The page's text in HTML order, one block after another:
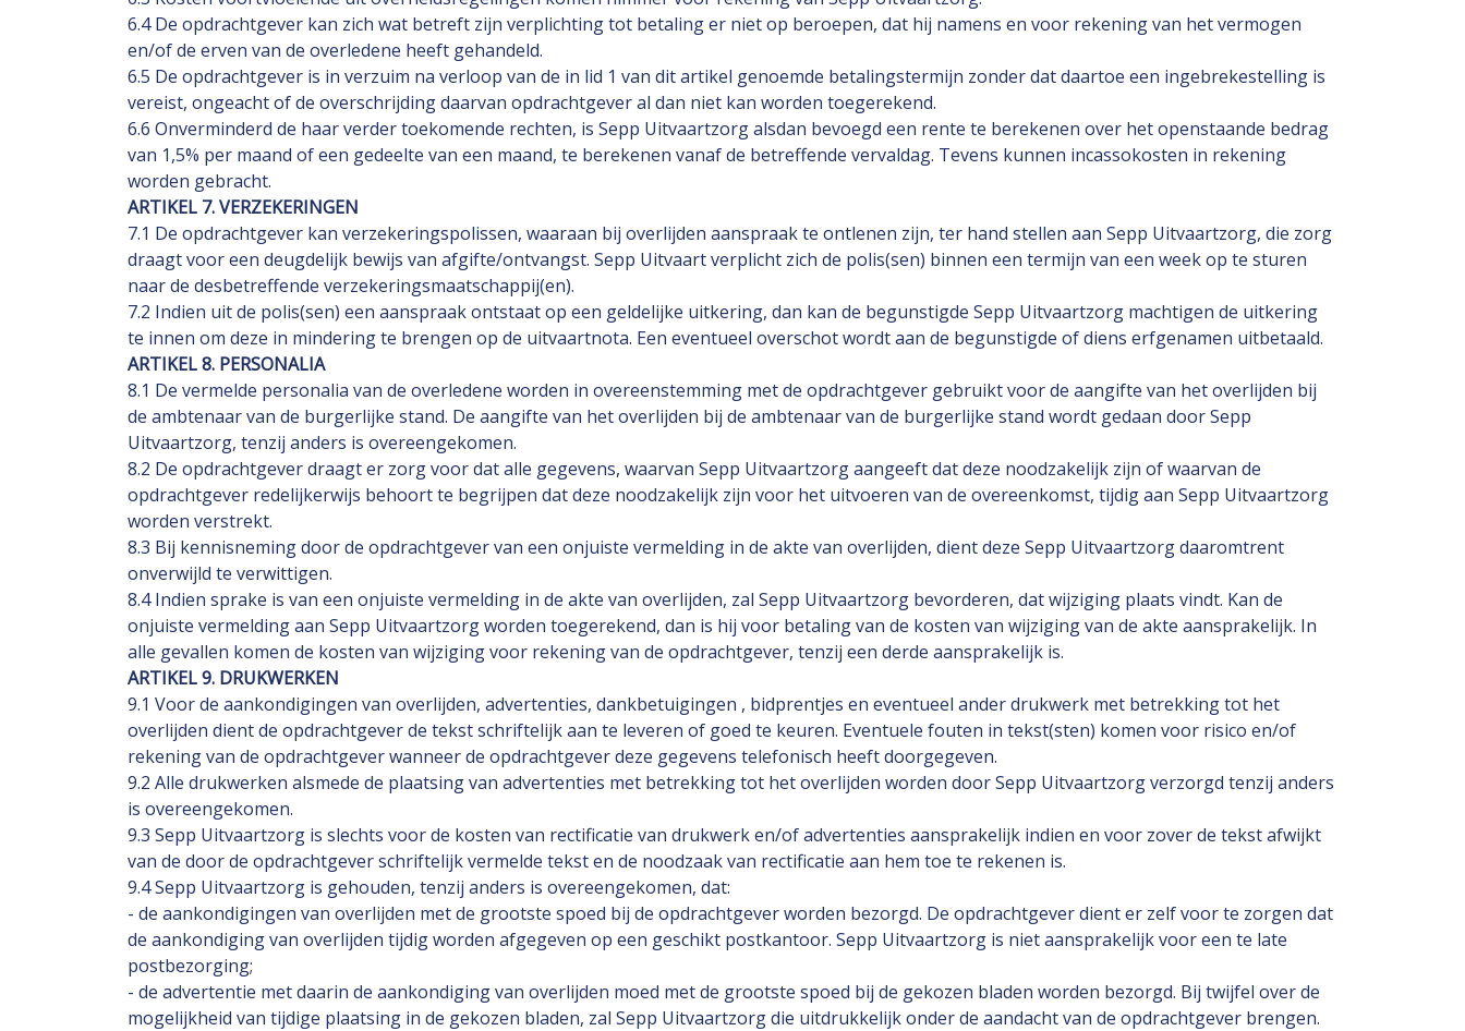
6.4 De opdrachtgever kan zich wat betreft zijn verplichting tot betaling er niet op beroepen, dat hij namens en voor rekening van het vermogen
en/of de erven van de overledene heeft gehandeld.
6.5 De opdrachtgever is in verzuim na verloop van de in lid 1 van dit artikel genoemde betalingstermijn zonder dat daartoe een ingebrekestelling is
vereist, ongeacht of de overschrijding daarvan opdrachtgever al dan niet kan worden toegerekend.
6.6 Onverminderd de haar verder toekomende rechten, is Sepp Uitvaartzorg alsdan bevoegd een rente te berekenen over het openstaande bedrag
van 1,5% per maand of een gedeelte van een maand, te berekenen vanaf de betreffende vervaldag. Tevens kunnen incassokosten in rekening
worden gebracht.
ARTIKEL 7. VERZEKERINGEN
7.1 De opdrachtgever kan verzekeringspolissen, waaraan bij overlijden aanspraak te ontlenen zijn, ter hand stellen aan Sepp Uitvaartzorg, die zorg
draagt voor een deugdelijk bewijs van afgifte/ontvangst. Sepp Uitvaart verplicht zich de polis(sen) binnen een termijn van een week op te sturen
naar de desbetreffende verzekeringsmaatschappij(en).
7.2 Indien uit de polis(sen) een aanspraak ontstaat op een geldelijke uitkering, dan kan de begunstigde Sepp Uitvaartzorg machtigen de uitkering
te innen om deze in mindering te brengen op de uitvaartnota. Een eventueel overschot wordt aan de begunstigde of diens erfgenamen uitbetaald.
ARTIKEL 8. PERSONALIA
8.1 De vermelde personalia van de overledene worden in overeenstemming met de opdrachtgever gebruikt voor de aangifte van het overlijden bij
de ambtenaar van de burgerlijke stand. De aangifte van het overlijden bij de ambtenaar van de burgerlijke stand wordt gedaan door Sepp
Uitvaartzorg, tenzij anders is overeengekomen.
8.2 De opdrachtgever draagt er zorg voor dat alle gegevens, waarvan Sepp Uitvaartzorg aangeeft dat deze noodzakelijk zijn of waarvan de
opdrachtgever redelijkerwijs behoort te begrijpen dat deze noodzakelijk zijn voor het uitvoeren van de overeenkomst, tijdig aan Sepp Uitvaartzorg
worden verstrekt.
8.3 Bij kennisneming door de opdrachtgever van een onjuiste vermelding in de akte van overlijden, dient deze Sepp Uitvaartzorg daaromtrent
onverwijld te verwittigen.
8.4 Indien sprake is van een onjuiste vermelding in de akte van overlijden, zal Sepp Uitvaartzorg bevorderen, dat wijziging plaats vindt. Kan de
onjuiste vermelding aan Sepp Uitvaartzorg worden toegerekend, dan is hij voor betaling van de kosten van wijziging van de akte aansprakelijk. In
alle gevallen komen de kosten van wijziging voor rekening van de opdrachtgever, tenzij een derde aansprakelijk is.
ARTIKEL 9. DRUKWERKEN
9.1 Voor de aankondigingen van overlijden, advertenties, dankbetuigingen , bidprentjes en eventueel ander drukwerk met betrekking tot het
overlijden dient de opdrachtgever de tekst schriftelijk aan te leveren of goed te keuren. Eventuele fouten in tekst(sten) komen voor risico en/of
rekening van de opdrachtgever wanneer de opdrachtgever deze gegevens telefonisch heeft doorgegeven.
9.2 Alle drukwerken alsmede de plaatsing van advertenties met betrekking tot het overlijden worden door Sepp Uitvaartzorg verzorgd tenzij anders
is overeengekomen.
9.3 Sepp Uitvaartzorg is slechts voor de kosten van rectificatie van drukwerk en/of advertenties aansprakelijk indien en voor zover de tekst afwijkt
van de door de opdrachtgever schriftelijk vermelde tekst en de noodzaak van rectificatie aan hem toe te rekenen is.
9.4 Sepp Uitvaartzorg is gehouden, tenzij anders is overeengekomen, dat:
- de aankondigingen van overlijden met de grootste spoed bij de opdrachtgever worden bezorgd. De opdrachtgever dient er zelf voor te zorgen dat
de aankondiging van overlijden tijdig worden afgegeven op een geschikt postkantoor. Sepp Uitvaartzorg is niet aansprakelijk voor een te late
postbezorging;
- de advertentie met daarin de aankondiging van overlijden moed met de grootste spoed bij de gekozen bladen worden bezorgd. Bij twijfel over de
mogelijkheid van tijdige plaatsing in de gekozen bladen, zal Sepp Uitvaartzorg die uitdrukkelijk onder de aandacht van de opdrachtgever brengen.